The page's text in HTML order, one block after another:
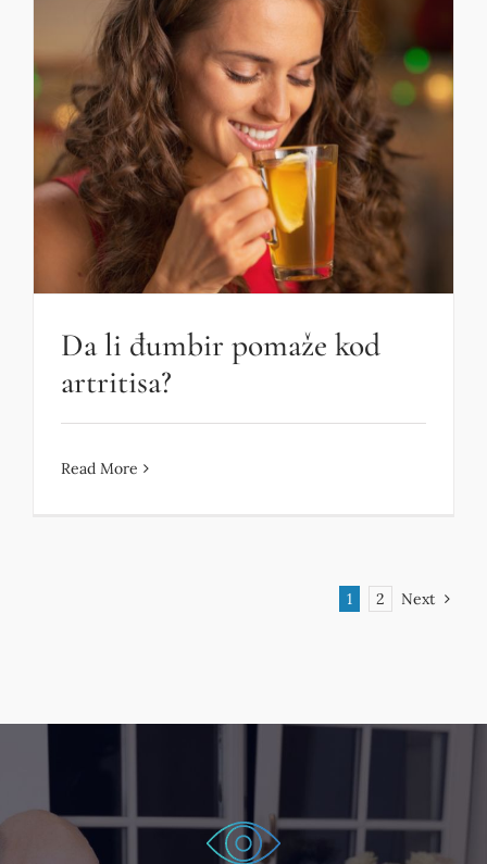
Da li đumbir pomaže kod
artritisa?
Read More
1 2 Next